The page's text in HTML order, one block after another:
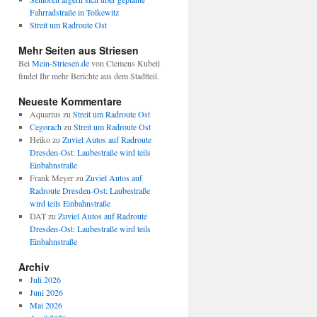
Fahrradstraße in Tolkewitz
Streit um Radroute Ost
Mehr Seiten aus Striesen
Bei Mein-Striesen.devon Clemens Kubeil
findet Ihr mehr Berichte aus dem Stadtteil.
Neueste Kommentare
Aquarius zu Streit um Radroute Ost
Cegorachzu Streit um Radroute Ost
Heikozu Zuviel Autos auf Radroute
Dresden-Ost: Laubestraße wird teils
Einbahnstraße
Frank Meyerzu Zuviel Autos auf
Radroute Dresden-Ost: Laubestraße
wird teils Einbahnstraße
DATzu Zuviel Autos auf Radroute
Dresden-Ost: Laubestraße wird teils
Einbahnstraße
Archiv
Juli 2026
Juni 2026
Mai 2026